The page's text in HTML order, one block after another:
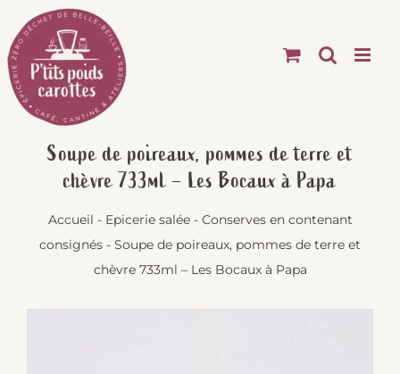
Passer
au
contenu
Soupe de poireaux, pommes de terre et
chèvre 733ml – Les Bocaux à Papa
Accueil - Epicerie salée- Conserves en contenant
consignés - Soupe de poireaux, pommes de terre et
chèvre 733ml – Les Bocaux à Papa